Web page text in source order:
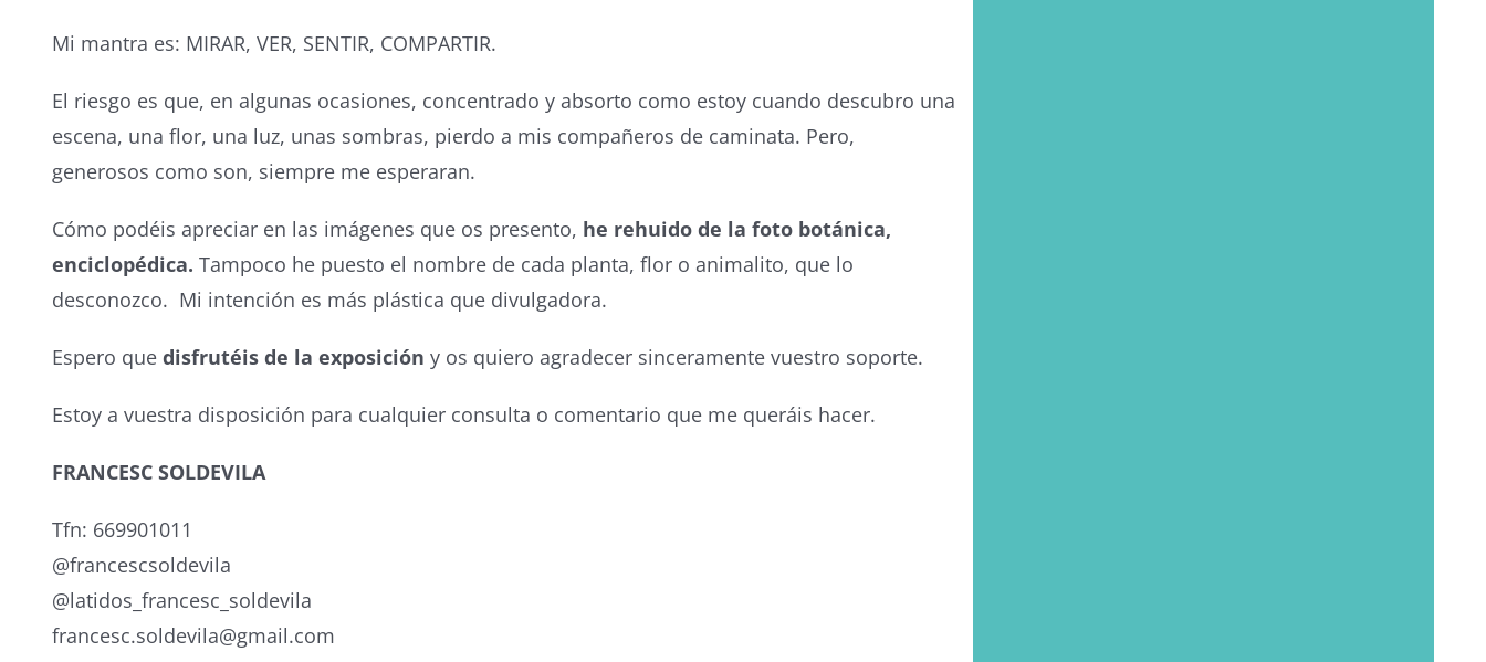
Mi mantra es: MIRAR, VER, SENTIR, COMPARTIR.
El riesgo es que, en algunas ocasiones, concentrado y absorto como estoy cuando descubro una
escena, una flor, una luz, unas sombras, pierdo a mis compañeros de caminata. Pero,
generosos como son, siempre me esperaran.
Cómo podéis apreciar en las imágenes que os presento, he rehuido de la foto botánica,
enciclopédica. Tampoco he puesto el nombre de cada planta, flor o animalito, que lo
desconozco. Mi intención es más plástica que divulgadora.
Espero que disfrutéis de la exposición y os quiero agradecer sinceramente vuestro soporte.
Estoy a vuestra disposición para cualquier consulta o comentario que me queráis hacer.
FRANCESC SOLDEVILA
Tfn: 669901011
@francescsoldevila
@latidos_francesc_soldevila
francesc.soldevila@gmail.com